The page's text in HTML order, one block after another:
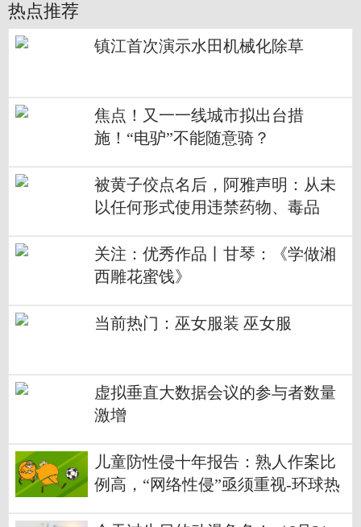
热点推荐
镇江首次演示水田机械化除草
焦点！又一一线城市拟出台措
施！“电驴”不能随意骑？
被黄子佼点名后，阿雅声明：从未
以任何形式使用违禁药物、毒品
关注：优秀作品丨甘琴：《学做湘
西雕花蜜饯》
当前热门：巫女服装 巫女服
虚拟垂直大数据会议的参与者数量
激增
儿童防性侵十年报告：熟人作案比
例高，“网络性侵”亟须重视-环球热